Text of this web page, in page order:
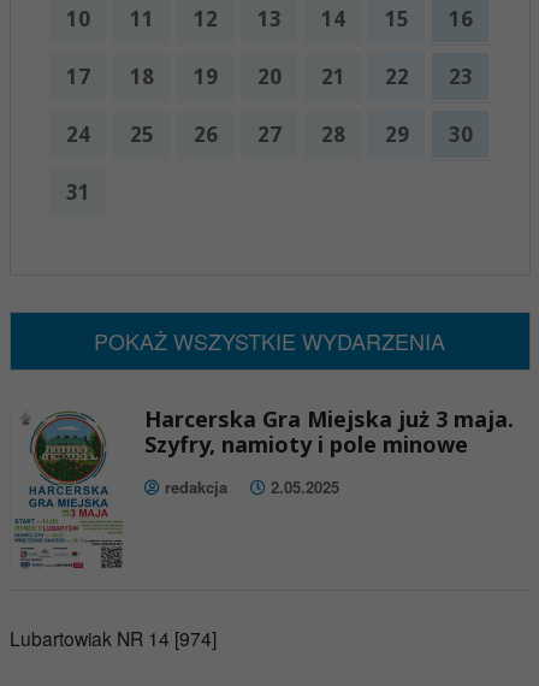
10 11 12 13 14 15 16
17 18 19 20 21 22 23
24 25 26 27 28 29 30
31
POKAŻ WSZYSTKIE WYDARZENIA
Harcerska Gra Miejska już 3 maja.
Szyfry, namioty i pole minowe
redakcja 2.05.2025
Lubartowiak NR 14 [974]